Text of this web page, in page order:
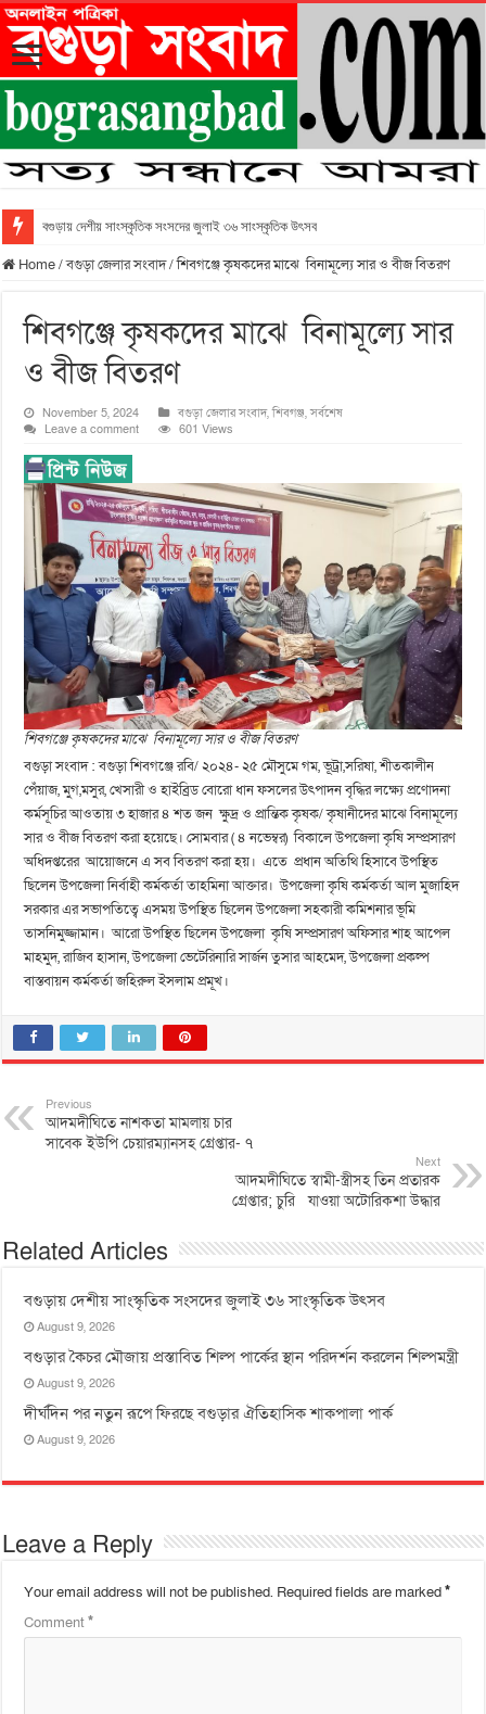
বগুড়ায় দেশীয় সাংস্কৃতিক সংসদের জুলাই ৩৬ সাংস্কৃতিক উৎসব
Home/বগুড়া জেলার সংবাদ/শিবগঞ্জে কৃষকদের মাঝে বিনামূল্যে সার ও বীজ বিতরণ
শিবগঞ্জে কৃষকদের মাঝে বিনামূল্যে সার
ও বীজ বিতরণ
November 5, 2024 বগুড়া জেলার সংবাদ,শিবগঞ্জ,সর্বশেষ
Leave a comment
601 Views
শিবগঞ্জে কৃষকদের মাঝে বিনামূল্যে সার ও বীজ বিতরণ
বগুড়া সংবাদ : বগুড়া শিবগঞ্জে রবি/ ২০২৪- ২৫ মৌসুমে গম, ভূট্রা,সরিষা, শীতকালীন
পেঁয়াজ, মুগ,মসুর, খেসারী ও হাইব্রিড বোরো ধান ফসলের উৎপাদন বৃদ্ধির লক্ষ্যে প্রণোদনা
কর্মসূচির আওতায় ৩ হাজার ৪ শত জন ক্ষুদ্র ও প্রান্তিক কৃষক/ কৃষানীদের মাঝে বিনামূল্যে
সার ও বীজ বিতরণ করা হয়েছে। সোমবার ( ৪ নভেম্বর) বিকালে উপজেলা কৃষি সম্প্রসারণ
অধিদপ্তরের আয়োজনে এ সব বিতরণ করা হয়। এতে প্রধান অতিথি হিসাবে উপস্থিত
ছিলেন উপজেলা নির্বাহী কর্মকর্তা তাহমিনা আক্তার। উপজেলা কৃষি কর্মকর্তা আল মুজাহিদ
সরকার এর সভাপতিত্বে এসময় উপস্থিত ছিলেন উপজেলা সহকারী কমিশনার ভূমি
তাসনিমুজ্জামান। আরো উপস্থিত ছিলেন উপজেলা কৃষি সম্প্রসারণ অফিসার শাহ আপেল
মাহমুদ, রাজিব হাসান, উপজেলা ভেটেরিনারি সার্জন তুসার আহমেদ, উপজেলা প্রকল্প
বাস্তবায়ন কর্মকর্তা জহিরুল ইসলাম প্রমূখ।
Previous
আদমদীঘিতে নাশকতা মামলায় চার
সাবেক ইউপি চেয়ারম্যানসহ গ্রেপ্তার- ৭
Next
আদমদীঘিতে স্বামী-স্ত্রীসহ তিন প্রতারক
গ্রেপ্তার; চুরি যাওয়া অটোরিকশা উদ্ধার
Related Articles
বগুড়ায় দেশীয় সাংস্কৃতিক সংসদের জুলাই ৩৬ সাংস্কৃতিক উৎসব
August 9, 2026
বগুড়ার কৈচর মৌজায় প্রস্তাবিত শিল্প পার্কের স্থান পরিদর্শন করলেন শিল্পমন্ত্রী
August 9, 2026
দীর্ঘদিন পর নতুন রূপে ফিরছে বগুড়ার ঐতিহাসিক শাকপালা পার্ক
August 9, 2026
Leave a Reply
Your email address will not be published. Required fields are marked*
Comment*